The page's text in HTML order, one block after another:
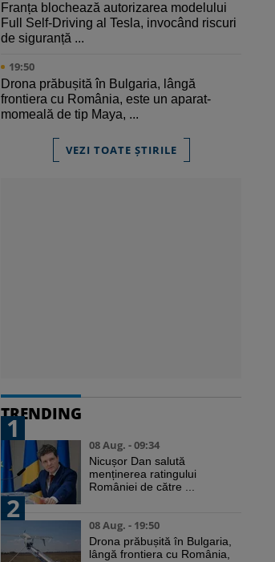
Franța blochează autorizarea modelului
Full Self-Driving al Tesla, invocând riscuri
de siguranță ...
19:50
Drona prăbușită în Bulgaria, lângă
frontiera cu România, este un aparat-
momeală de tip Maya, ...
VEZI TOATE ȘTIRILE
TRENDING
1
08 Aug. - 09:34
Nicușor Dan salută
menținerea ratingului
României de către ...
2
08 Aug. - 19:50
Drona prăbușită în Bulgaria,
lângă frontiera cu România,